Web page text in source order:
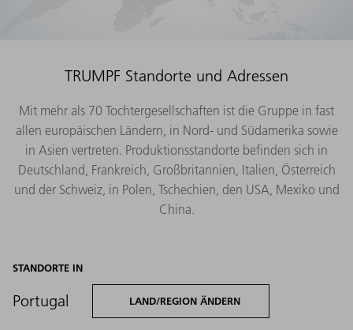
TRUMPF Standorte und Adressen
Mit mehr als 70 Tochtergesellschaften ist die Gruppe in fast
allen europäischen Ländern, in Nord- und Südamerika sowie
in Asien vertreten. Produktionsstandorte befinden sich in
Deutschland, Frankreich, Großbritannien, Italien, Österreich
und der Schweiz, in Polen, Tschechien, den USA, Mexiko und
China.
STANDORTE IN
Portugal LAND/REGION ÄNDERN